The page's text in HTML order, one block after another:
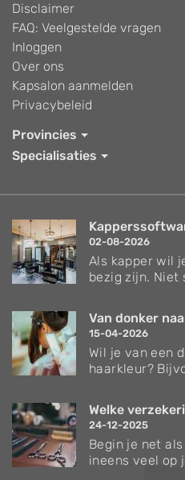
Disclaimer
FAQ: Veelgestelde vragen
Inloggen
Over ons
Kapsalon aanmelden
Privacybeleid
Provincies
Specialisaties
02-08-2026
Als kapper wil
bezig zijn. Niet
Van donker
15-04-2026
Wil je van een
haarkleur?
Welke
24-12-2025
Begin je net
ineens veel op